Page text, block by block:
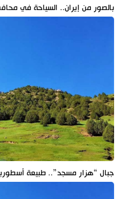
بالصور من إيران.. السياحة في
جبال “هزار مسجد”.. طبيعة